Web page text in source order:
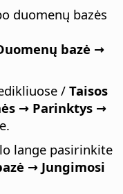
duomenų bazės
bazė →
/ Taisos
→ Parinktys →
lange pasirinkite
→ Jungimosi